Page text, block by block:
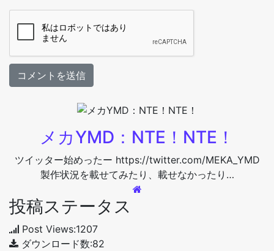
メカYMD：NTE！NTE！
ツイッター始めったー https://twitter.com/MEKA_YMD
製作状況を載せてみたり、載せなかったり…
投稿ステータス
Post Views:1207
ダウンロード数:82